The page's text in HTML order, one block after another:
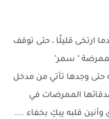
ارتخى قليلًا ، حتى توقف
" سمر"
حتى وجدها تأتي من مدخل
الممرضات في
قلبه يبكِ بخفاء ....